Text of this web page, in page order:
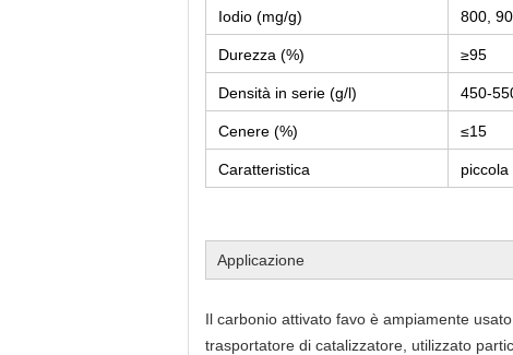
Iodio (mg/g)
800,
Durezza (%) ≥95
Densità in serie (g/l) 450-
Cenere (%) ≤15
Caratteristica
Applicazione
Il carbonio attivato favo è ampiamente
trasportatore di catalizzatore, utilizzato